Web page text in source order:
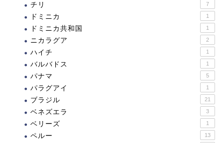
チリ 7
ドミニカ 1
ドミニカ共和国 1
ニカラグア 2
ハイチ 1
バルバドス 1
パナマ 5
パラグアイ 1
ブラジル 21
ベネズエラ 3
ベリーズ 1
ペルー 13